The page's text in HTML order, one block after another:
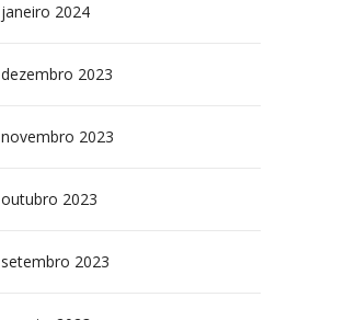
janeiro 2024
dezembro 2023
novembro 2023
outubro 2023
setembro 2023